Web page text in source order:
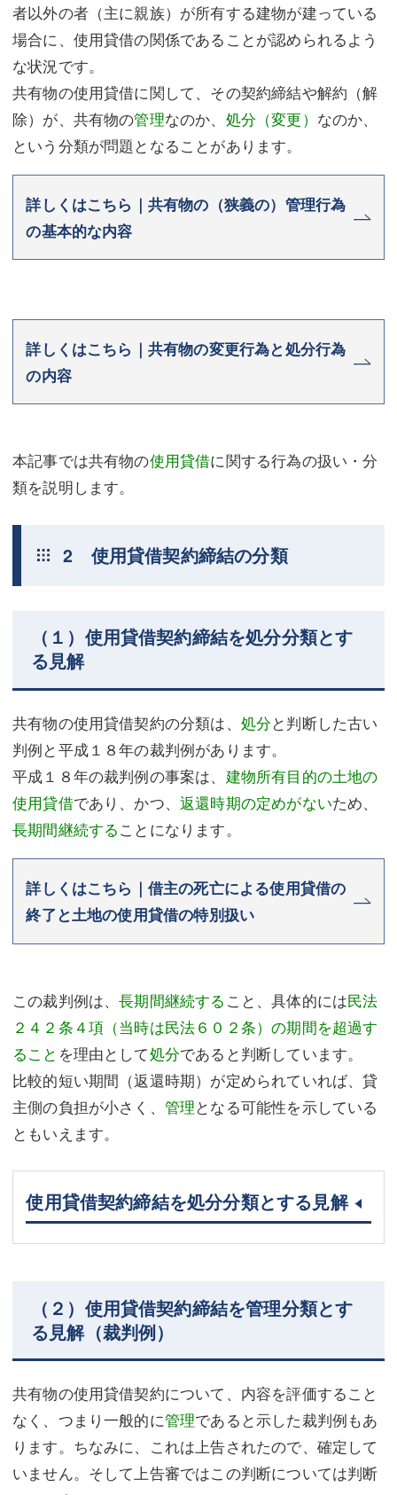
者以外の者（主に親族）が所有する建物が建っている
場合に、使用貸借の関係であることが認められるよう
な状況です。
共有物の使用貸借に関して、その契約締結や解約（解
除）が、共有物の管理なのか、 処分（変更） なのか、
という分類が問題となることがあります。
詳しくはこちら｜共有物の（狭義の）管理行為
の基本的な内容
詳しくはこちら｜共有物の変更行為と処分行為
の内容
本記事では共有物の使用貸借に関する行為の扱い・分
類を説明します。
2 使用貸借契約締結の分類
（１）使用貸借契約締結を処分分類とす
る見解
共有物の使用貸借契約の分類は、 処分と判断した古い
判例と平成１８年の裁判例があります。
平成１８年の裁判例の事案は、 建物所有目的の土地の
使用貸借であり、かつ、返還時期の定めがないため、
長期間継続することになります。
詳しくはこちら｜借主の死亡による使用貸借の
終了と土地の使用貸借の特別扱い
この裁判例は、長期間継続する こと、具体的には民法
２４２条４項（当時は民法６０２条）の期間を超過す
ること を理由として処分であると判断しています。
比較的短い期間（返還時期）が定められていれば、貸
主側の負担が小さく、 管理となる可能性を示している
ともいえます。
使用貸借契約締結を処分分類とする見解
（２）使用貸借契約締結を管理分類とす
る見解（裁判例）
共有物の使用貸借契約について、内容を評価すること
なく、つまり一般的に管理であると示した裁判例もあ
ります。ちなみに、これは上告されたので、確定して
いません。そして上告審ではこの判断については判断